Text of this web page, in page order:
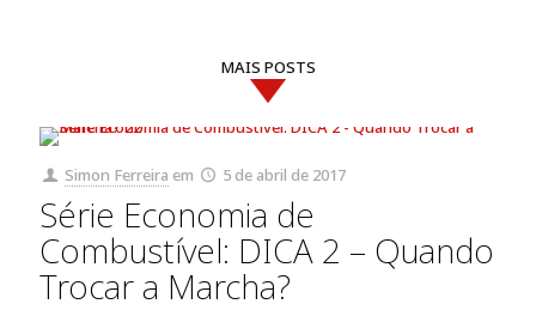
MAIS POSTS
Simon Ferreira em 5 de abril de 2017
Série Economia de
Combustível: DICA 2 – Quando
Trocar a Marcha?